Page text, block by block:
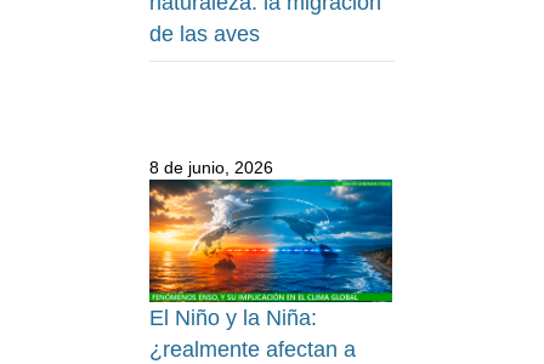
de las aves
8 de junio, 2026
El Niño y la Niña:
¿realmente afectan a